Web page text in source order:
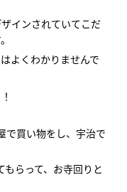
インされていてこだ
よくわかりませんで
で買い物をし、宇治で
らって、お寺回りと